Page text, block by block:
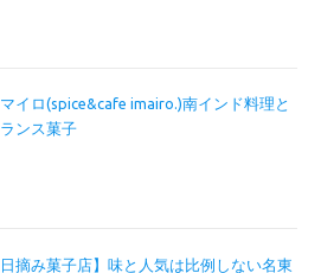
イロ(spice&cafe imairo.)南インド料理と
ンス菓子
日摘み菓子店】味と人気は比例しない名東